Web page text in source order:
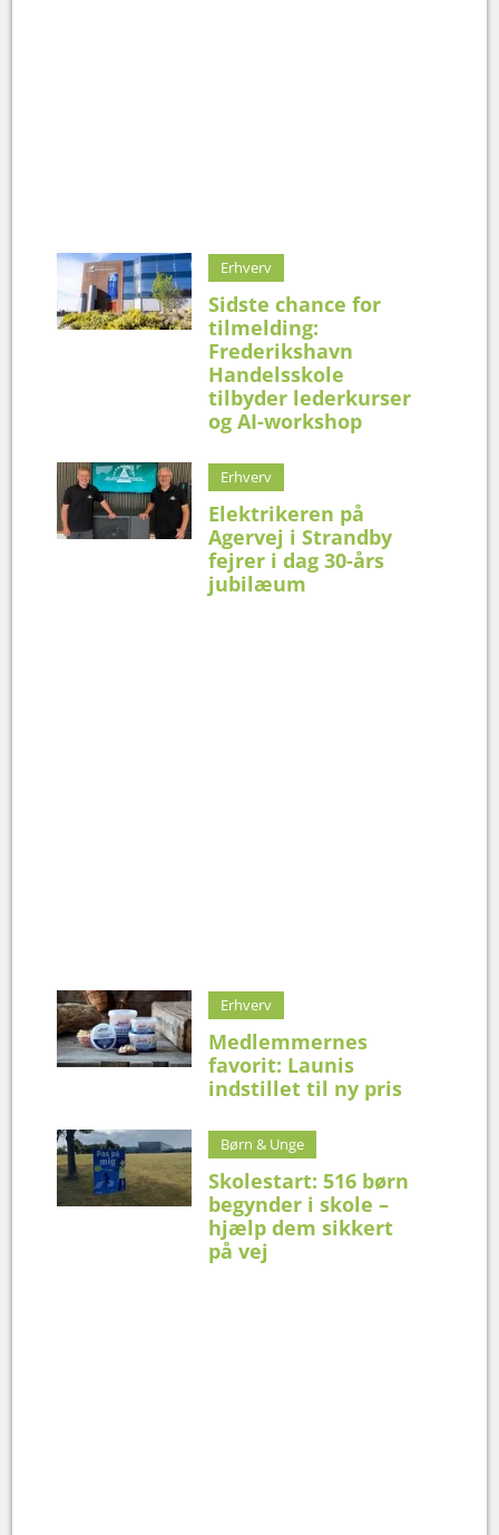
Erhverv
Sidste chance for
tilmelding:
Frederikshavn
Handelsskole
tilbyder lederkurser
og AI-workshop
Erhverv
Elektrikeren på
Agervej i Strandby
fejrer i dag 30-års
jubilæum
Erhverv
Medlemmernes
favorit: Launis
indstillet til ny pris
Børn & Unge
Skolestart: 516 børn
begynder i skole –
hjælp dem sikkert
på vej